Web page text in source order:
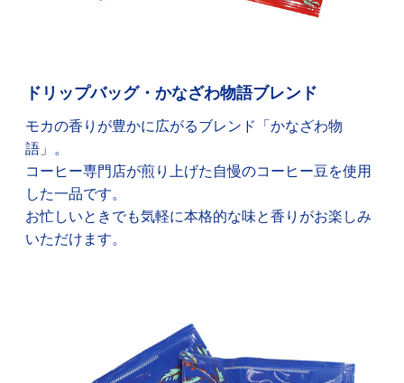
ドリップバッグ・かなざわ物語ブレンド
モカの香りが豊かに広がるブレンド「かなざわ物
語」。
コーヒー専門店が煎り上げた自慢のコーヒー豆を使用
した一品です。
お忙しいときでも気軽に本格的な味と香りがお楽しみ
いただけます。